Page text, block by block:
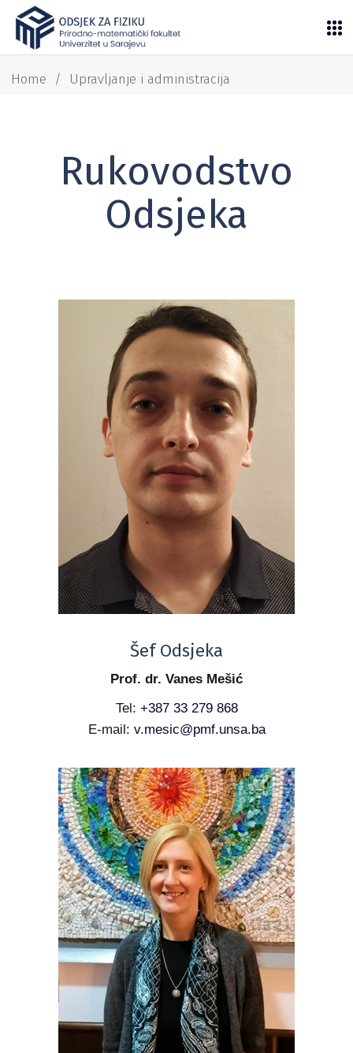
Home / Upravljanje i administracija
Rukovodstvo
Odsjeka
Šef Odsjeka
Prof. dr. Vanes Mešić
Tel: +387 33 279 868
E-mail: v.mesic@pmf.unsa.ba